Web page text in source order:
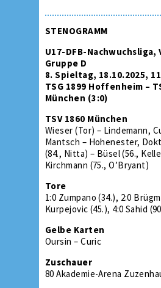
STENOGRAMM
U17-DFB-Nachwuchsliga,
Gruppe D
8. Spieltag, 18.10.2025,
TSG 1899 Hoffenheim –
München (3:0)
TSV 1860 München
Wieser (Tor) – Lindemann,
Mantsch – Hohenester,
(84., Nitta) – Büsel (56.,
Kirchmann (75., O’Bryant)
Tore
1:0 Zumpano (34.), 2:0
Kurpejovic (45.), 4:0 Sahid
Gelbe Karten
Oursin – Curic
Zuschauer
80 Akademie-Arena